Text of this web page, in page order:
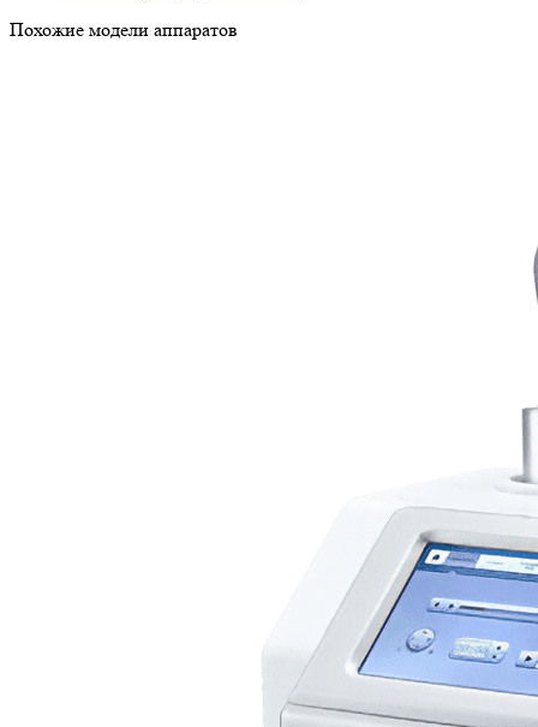
Похожие модели аппаратов